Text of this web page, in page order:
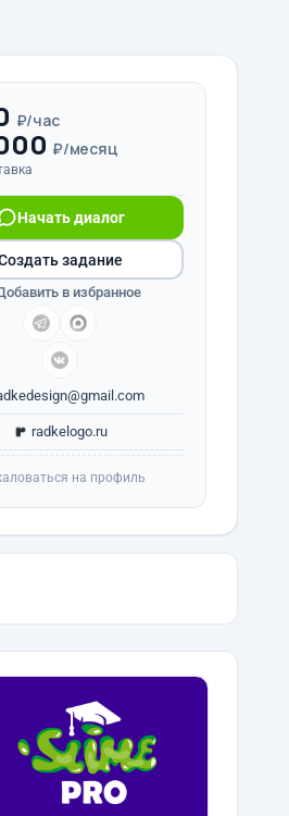
₽/час
₽/месяц
Начать диалог
radkelogo.ru
задание
в избранное
на профиль